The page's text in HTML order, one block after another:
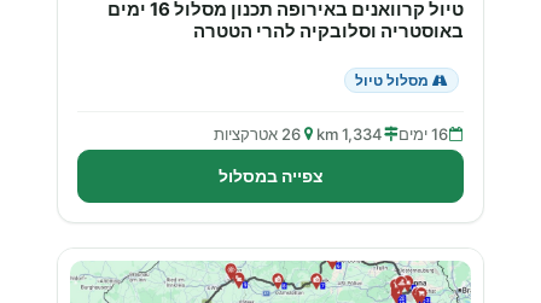
טיול קרוואנים באירופה תכנון מסלול 16 ימים
באוסטריה וסלובקיה להרי הטטרה
מסלול טיול
16 ימים 1,334 km 26 אטרקציות
צפייה במסלול